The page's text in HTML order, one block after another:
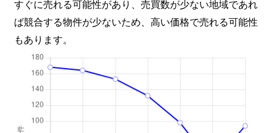
吹上
4,100万円 東青梅
徒歩20分
藤橋
藤橋
3,000万円
藤橋
小作
二俣尾
二俣尾
徒歩4分
すぐに売れる可能性があり、売買数が少ない地域であれ
ば競合する物件が少ないため、高い価格で売れる可能性
もあります。